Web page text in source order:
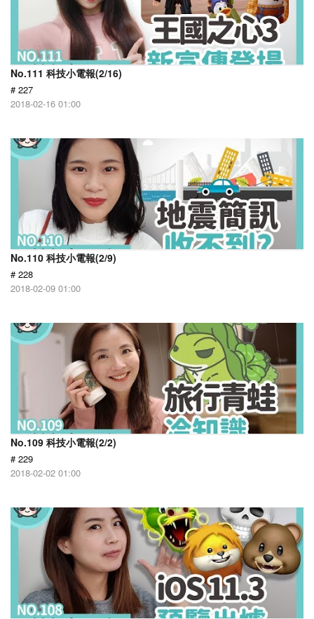
No.111 科技小電報(2/16)
# 227
2018-02-16 01:00
No.110 科技小電報(2/9)
# 228
2018-02-09 01:00
No.109 科技小電報(2/2)
# 229
2018-02-02 01:00